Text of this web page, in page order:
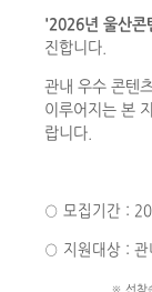
​'2026년 울산콘
진합니다.
관내 우수 콘텐
이루어지는 본
랍니다.
○ 모집기간 :
○ 지원대상 : 관